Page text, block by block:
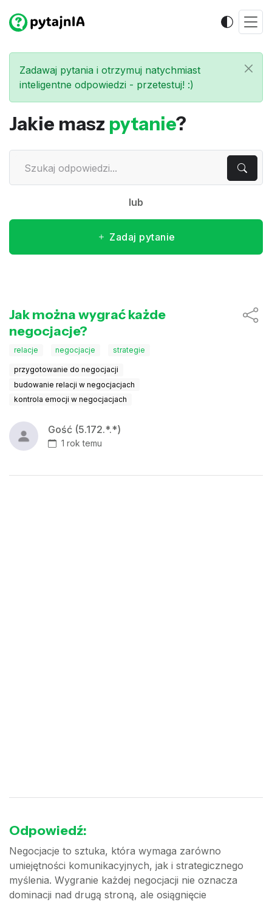
Zadawaj pytania i otrzymuj natychmiast
inteligentne odpowiedzi - przetestuj! :)
Jakie masz pytanie?
lub
Zadaj pytanie
Jak można wygrać każde
negocjacje?
relacje negocjacje strategie
przygotowanie do negocjacji
budowanie relacji w negocjacjach
kontrola emocji w negocjacjach
Gość (5.172.*.*)
1 rok temu
Odpowiedź:
Negocjacje to sztuka, która wymaga zarówno
umiejętności komunikacyjnych, jak i strategicznego
myślenia. Wygranie każdej negocjacji nie oznacza
dominacji nad drugą stroną, ale osiągnięcie